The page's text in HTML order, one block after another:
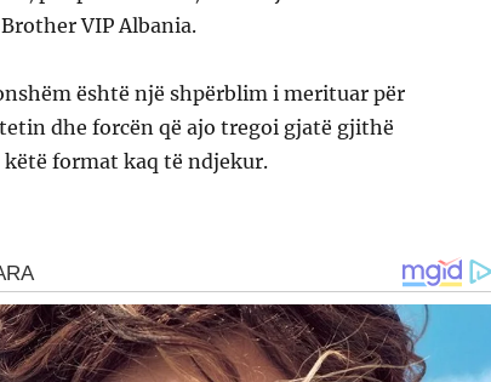
VIP Albania.
është një shpërblim i merituar për
dhe forcën që ajo tregoi gjatë gjithë
këtë format kaq të ndjekur.